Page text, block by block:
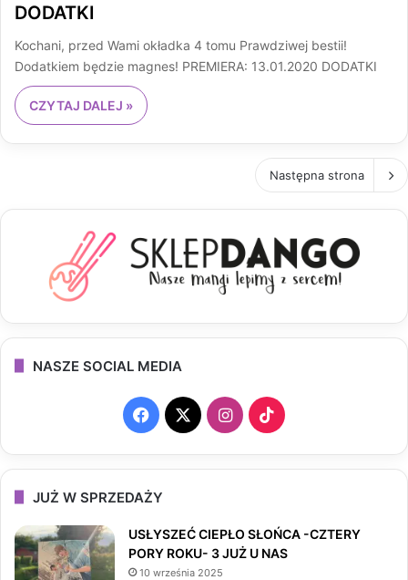
DODATKI
Kochani, przed Wami okładka 4 tomu Prawdziwej bestii!
Dodatkiem będzie magnes! PREMIERA: 13.01.2020 DODATKI
CZYTAJ DALEJ »
Następna strona
NASZE SOCIAL MEDIA
F
a
b
X
I
n
a
T
i
T
o
JUŻ W SPRZEDAŻY
USŁYSZEĆ CIEPŁO SŁOŃCA -CZTERY
PORY ROKU- 3 JUŻ U NAS
10 września 2025